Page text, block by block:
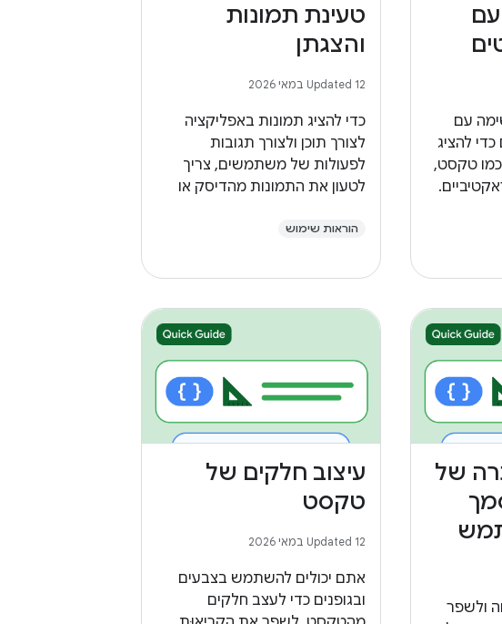
עם
להציג
כמו טקסט,
טעינת תמונות
והצגתן
Updated 12 במאי 2026
כדי להציג תמונות באפליקציה
לצורך תוכן ולצורך תגובות
לפעולות של משתמשים, צריך
לטעון את התמונות מהדיסק או
הוראות שימוש
של
ולשפר
עיצוב חלקים של
טקסט
Updated 12 במאי 2026
אתם יכולים להשתמש בצבעים
ובגופנים כדי לעצב חלקים